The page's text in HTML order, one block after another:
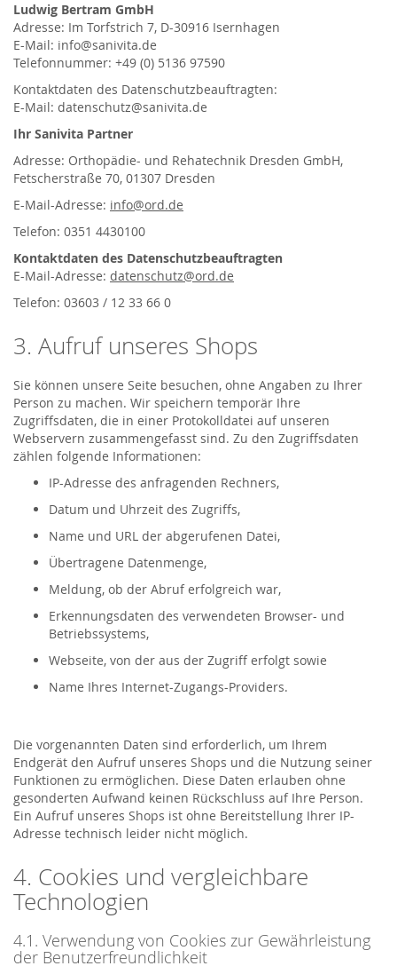
Ludwig Bertram GmbH
Adresse: Im Torfstrich 7, D-30916 Isernhagen
E-Mail: info@sanivita.de
Telefonnummer: +49 (0) 5136 97590
Kontaktdaten des Datenschutzbeauftragten:
E-Mail: datenschutz@sanivita.de
Ihr Sanivita Partner
Adresse: Orthopädie- und Rehatechnik Dresden GmbH,
Fetscherstraße 70, 01307 Dresden
E-Mail-Adresse: info@ord.de
Telefon: 0351 4430100
Kontaktdaten des Datenschutzbeauftragten
E-Mail-Adresse: datenschutz@ord.de
Telefon: 03603 / 12 33 66 0
3. Aufruf unseres Shops
Sie können unsere Seite besuchen, ohne Angaben zu Ihrer
Person zu machen. Wir speichern temporär Ihre
Zugriffsdaten, die in einer Protokolldatei auf unseren
Webservern zusammengefasst sind. Zu den Zugriffsdaten
zählen folgende Informationen:
IP-Adresse des anfragenden Rechners,
Datum und Uhrzeit des Zugriffs,
Name und URL der abgerufenen Datei,
Übertragene Datenmenge,
Meldung, ob der Abruf erfolgreich war,
Erkennungsdaten des verwendeten Browser- und
Betriebssystems,
Webseite, von der aus der Zugriff erfolgt sowie
Name Ihres Internet-Zugangs-Providers.
Die vorgenannten Daten sind erforderlich, um Ihrem
Endgerät den Aufruf unseres Shops und die Nutzung seiner
Funktionen zu ermöglichen. Diese Daten erlauben ohne
gesonderten Aufwand keinen Rückschluss auf Ihre Person.
Ein Aufruf unseres Shops ist ohne Bereitstellung Ihrer IP-
Adresse technisch leider nicht möglich.
4. Cookies und vergleichbare
Technologien
4.1. Verwendung von Cookies zur Gewährleistung
der Benutzerfreundlichkeit